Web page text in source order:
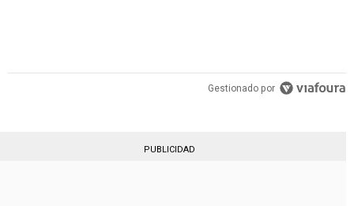
Gestionado por
PUBLICIDAD